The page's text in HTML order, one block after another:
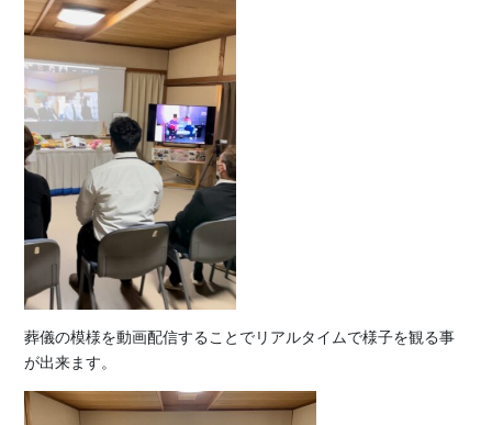
葬儀の模様を動画配信することでリアルタイムで様子を観る事
が出来ます。